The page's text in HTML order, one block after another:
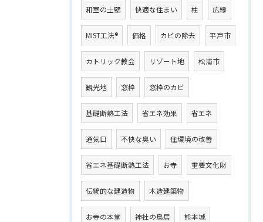
和室の土壁 快適な住まい 柱 広縁
MIST工法® 価格 カビの除去 平戸市
カトリック教会 リゾート地 松浦市
観光地 窓枠 窓枠のカビ
基礎断熱工法 省エネ効果 省エネ
通気口 不快な臭い 住環境の改善
省エネ基礎断熱工法 お寺 重要文化財
伝統的な建造物 木造建築物
お寺の本堂 神社の鳥居 熊本城